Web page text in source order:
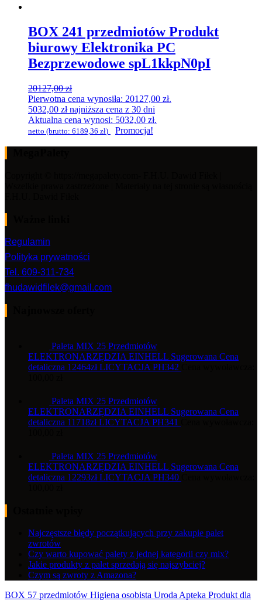
BOX 241 przedmiotów Produkt
biurowy Elektronika PC
Bezprzewodowe spL1kkpN0pI
20127,00zł
Pierwotna cena wynosiła: 20127,00 zł.
5032,00 złnajniższa cena z 30 dni
Aktualna cena wynosi: 5032,00 zł.
netto (brutto: 6189,36 zł) Promocja!
Regulamin
Polityka prywatności
Tel. 609-311-734
fhudawidfilek@gmail.com
Paleta MIX 25 Przedmiotów
ELEKTRONARZĘDZIA EINHELL Sugerowana Cena
detaliczna 12464zł LICYTACJA PH342
Paleta MIX 25 Przedmiotów
ELEKTRONARZĘDZIA EINHELL Sugerowana Cena
detaliczna 11718zł LICYTACJA PH341
Paleta MIX 25 Przedmiotów
ELEKTRONARZĘDZIA EINHELL Sugerowana Cena
detaliczna 12293zł LICYTACJA PH340
Najczęstsze błędy początkujących przy zakupie palet
zwrotów
Czy warto kupować palety z jednej kategorii czy mix?
Jakie produkty z palet sprzedają się najszybciej?
Czym są zwroty z Amazona?
BOX 57 przedmiotów Higiena osobista Uroda Apteka Produkt dla